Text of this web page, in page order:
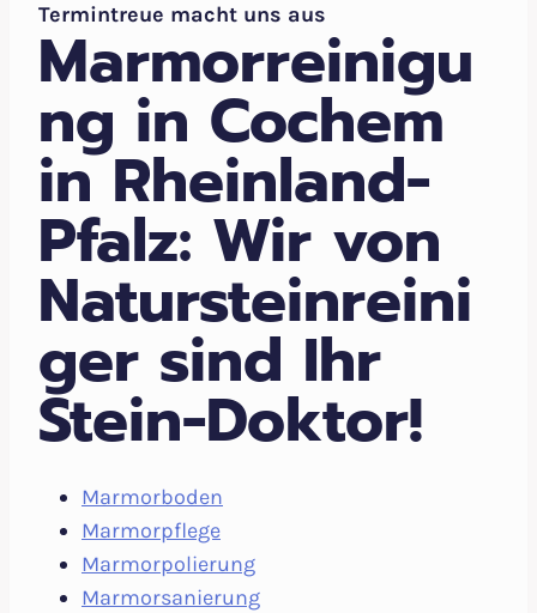
Termintreue macht uns aus
Marmorreinigu
ng in Cochem
in Rheinland-
Pfalz: Wir von
Natursteinreini
ger sind Ihr
Stein-Doktor!
Marmorboden
Marmorpflege
Marmorpolierung
Marmorsanierung